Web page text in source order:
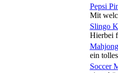
Pepsi
Mit
Slingo
Hierbei
ein
Soccer